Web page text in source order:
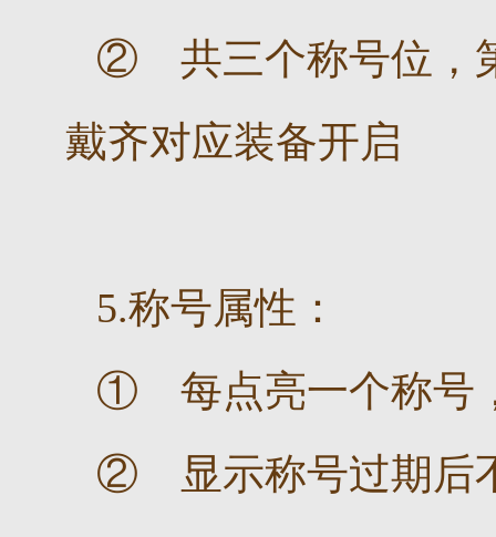
② 共三个称号位，
戴齐对应装备开启
5.称号属性：
① 每点亮一个称号
② 显示称号过期后